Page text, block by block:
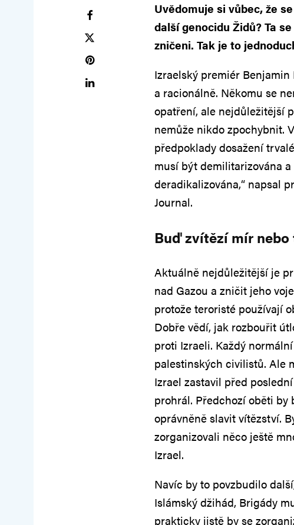
Uvědomuje si vůbec, že
další genocidu Židů? Ta
zničeni. Tak je to
Izraelský premiér
a racionálně. Někomu se
opatření, ale nejdůležitější
nemůže nikdo zpochybnit.
předpoklady dosažení
musí být demilitarizována
deradikalizována,“ napsal
Journal.
Buď zvítězí mír
Aktuálně nejdůležitější je
nad Gazou a zničit jeho
protože teroristé používají
Dobře vědí, jak rozbouřit
proti Izraeli. Každý
palestinských civilistů. Ale
Izrael zastavil před
prohrál. Předchozí oběti by
oprávněně slavit vítězství.
zorganizovali něco ještě
Izrael.
Navíc by to povzbudilo
Islámský džihád, Brigády
prakticky jistě by se